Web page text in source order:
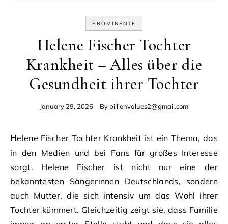
PROMINENTE
Helene Fischer Tochter
Krankheit – Alles über die
Gesundheit ihrer Tochter
January 29, 2026 - By billionvalues2@gmail.com
Helene Fischer Tochter Krankheit ist ein Thema, das
in den Medien und bei Fans für großes Interesse
sorgt. Helene Fischer ist nicht nur eine der
bekanntesten Sängerinnen Deutschlands, sondern
auch Mutter, die sich intensiv um das Wohl ihrer
Tochter kümmert. Gleichzeitig zeigt sie, dass Familie